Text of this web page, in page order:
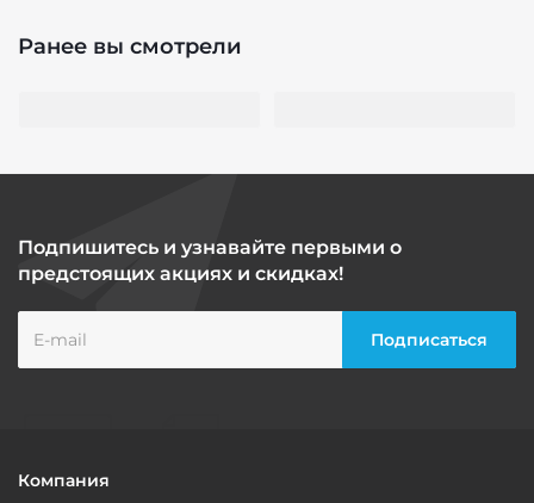
Ранее вы смотрели
Подпишитесь и узнавайте первыми о
предстоящих акциях и скидках!
Компания